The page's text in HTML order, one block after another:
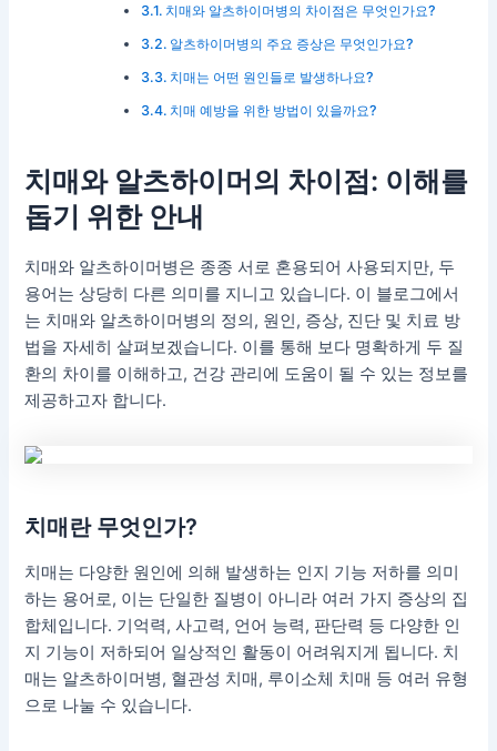
치매와 알츠하이머병의 차이점은 무엇인가요?
알츠하이머병의 주요 증상은 무엇인가요?
치매는 어떤 원인들로 발생하나요?
치매 예방을 위한 방법이 있을까요?
치매와 알츠하이머의 차이점: 이해를
돕기 위한 안내
치매와 알츠하이머병은 종종 서로 혼용되어 사용되지만, 두
용어는 상당히 다른 의미를 지니고 있습니다. 이 블로그에서
는 치매와 알츠하이머병의 정의, 원인, 증상, 진단 및 치료 방
법을 자세히 살펴보겠습니다. 이를 통해 보다 명확하게 두 질
환의 차이를 이해하고, 건강 관리에 도움이 될 수 있는 정보를
제공하고자 합니다.
치매란 무엇인가?
치매는 다양한 원인에 의해 발생하는 인지 기능 저하를 의미
하는 용어로, 이는 단일한 질병이 아니라 여러 가지 증상의 집
합체입니다. 기억력, 사고력, 언어 능력, 판단력 등 다양한 인
지 기능이 저하되어 일상적인 활동이 어려워지게 됩니다. 치
매는 알츠하이머병, 혈관성 치매, 루이소체 치매 등 여러 유형
으로 나눌 수 있습니다.